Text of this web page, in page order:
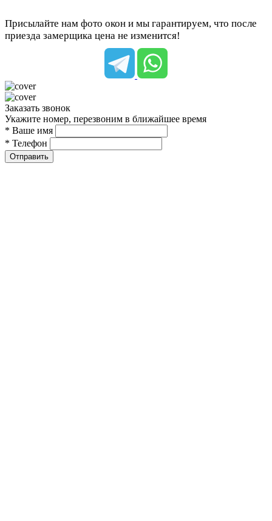
Присылайте нам фото окон и мы гарантируем, что после
приезда замерщика цена не изменится!
Заказать звонок
Укажите номер, перезвоним в ближайшее время
* Ваше имя
* Телефон
Отправить